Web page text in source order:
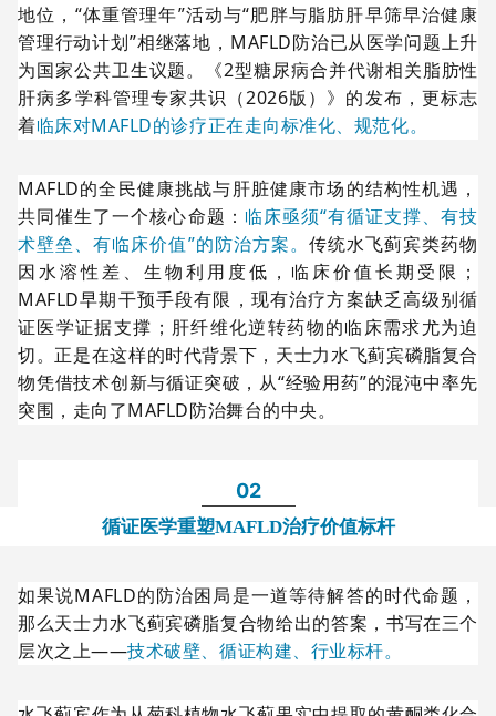
地位，“体重管理年”活动与“肥胖与脂肪肝早筛早治健康
管理行动计划”相继落地，MAFLD防治已从医学问题上升
为国家公共卫生议题。《2型糖尿病合并代谢相关脂肪性
肝病多学科管理专家共识（2026版）》的发布，更标志
着临床对MAFLD的诊疗正在走向标准化、规范化。
MAFLD的全民健康挑战与肝脏健康市场的结构性机遇，
共同催生了一个核心命题： 临床亟须“有循证支撑、有技
术壁垒、有临床价值”的防治方案。 传统水飞蓟宾类药物
因水溶性差、生物利用度低，临床价值长期受限；
MAFLD早期干预手段有限，现有治疗方案缺乏高级别循
证医学证据支撑；肝纤维化逆转药物的临床需求尤为迫
切。正是在这样的时代背景下，天士力水飞蓟宾磷脂复合
物凭借技术创新与循证突破，从“经验用药”的混沌中率先
突围，走向了MAFLD防治舞台的中央。
02
循证医学重塑MAFLD治疗价值标杆
如果说MAFLD的防治困局是一道等待解答的时代命题，
那么天士力水飞蓟宾磷脂复合物给出的答案，书写在三个
层次之上——技术破壁、循证构建、行业标杆。